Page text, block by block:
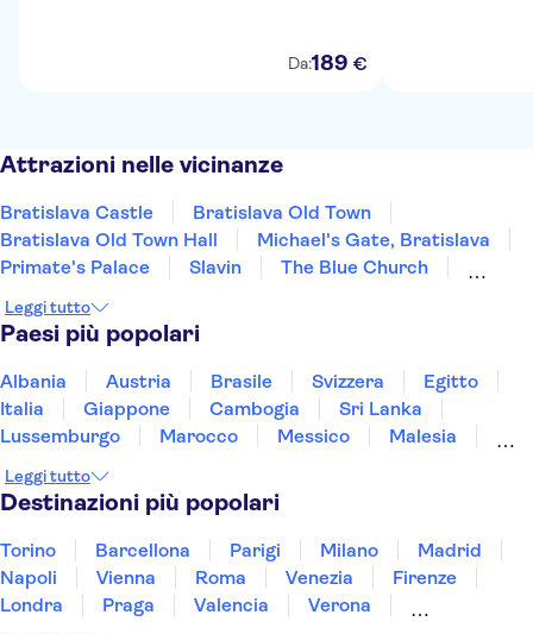
Da:189 €
Attrazioni nelle vicinanze
Bratislava Castle
Bratislava Old Town
Bratislava Old Town Hall
Michael's Gate, Bratislava
Primate's Palace
Slavin
The Blue Church
Devin Castle
UFO Observation Deck
Leggi tutto
Paesi più popolari
Albania Austria Brasile Svizzera
Egitto
Italia
Giappone Cambogia
Sri Lanka
Lussemburgo
Marocco Messico
Malesia
Tunisia
Turchia Vietnam
Leggi tutto
Destinazioni più popolari
Torino Barcellona Parigi Milano
Madrid
Napoli
Vienna Roma Venezia
Firenze
Londra
Praga Valencia
Verona